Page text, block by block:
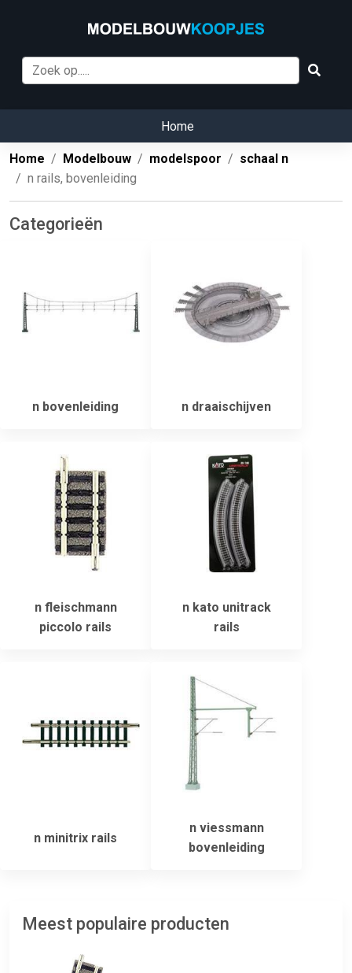
Home
Home Modelbouw modelspoor
schaal n
n rails, bovenleiding
Categorieën
n bovenleiding n draaischijven
n fleischmann
piccolo rails
n kato unitrack
rails
n minitrix rails
n viessmann
bovenleiding
Meest populaire producten